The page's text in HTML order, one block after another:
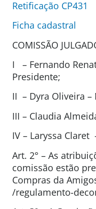
Retificação CP431
Ficha cadastral
COMISSÃO
I – Fernando
Presidente;
II – Dyra Oliveira –
III – Claudia
IV – Laryssa Claret
Art. 2° – As
comissão estão
Compras da
/regulamento-